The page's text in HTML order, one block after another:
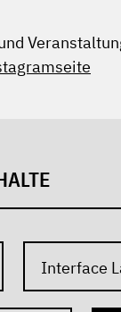
Interface